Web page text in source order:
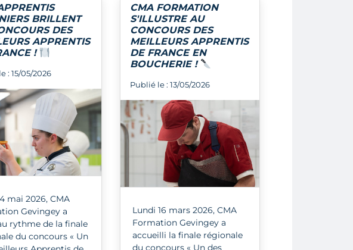
BRILLENT
DES
APPRENTIS
!
: 15/05/2026
mai 2026, CMA
Gevingey a
rythme de la finale
du concours « Un
CMA FORMATION
S'ILLUSTRE AU
CONCOURS DES
MEILLEURS APPRENTIS
DE FRANCE EN
BOUCHERIE !
Publié le : 13/05/2026
Lundi 16 mars 2026, CMA
Formation Gevingey a
accueilli la finale régionale
du concours « Un des